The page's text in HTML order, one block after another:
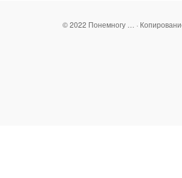
© 2022 Понемногу … ·